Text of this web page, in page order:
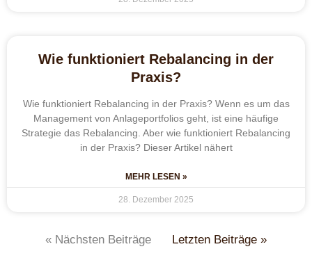
Wie funktioniert Rebalancing in der
Praxis?
Wie funktioniert Rebalancing in der Praxis? Wenn es um das
Management von Anlageportfolios geht, ist eine häufige
Strategie das Rebalancing. Aber wie funktioniert Rebalancing
in der Praxis? Dieser Artikel nähert
MEHR LESEN »
28. Dezember 2025
« Nächsten Beiträge Letzten Beiträge »